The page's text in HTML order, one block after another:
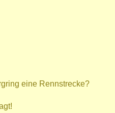
eine Rennstrecke?